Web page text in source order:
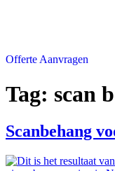
Offerte Aanvragen
Tag: scan
Scanbehang